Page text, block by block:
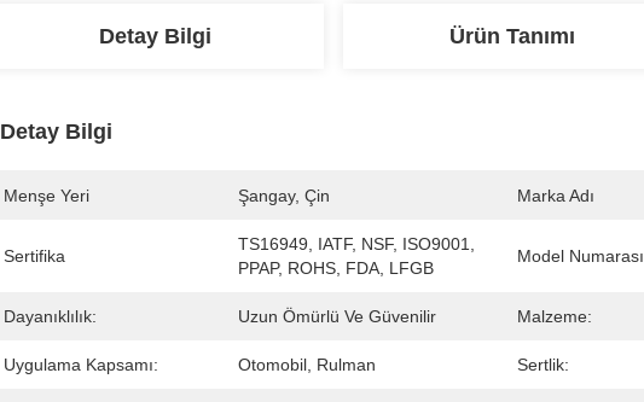
Detay Bilgi Ürün Tanımı
Detay Bilgi
Menşe Yeri Şangay, Çin Marka Adı
Sertifika
TS16949, IATF, NSF, ISO9001,
PPAP, ROHS, FDA, LFGB
Model Numarası
Dayanıklılık: Uzun Ömürlü Ve Güvenilir Malzeme:
Uygulama Kapsamı: Otomobil, Rulman Sertlik: